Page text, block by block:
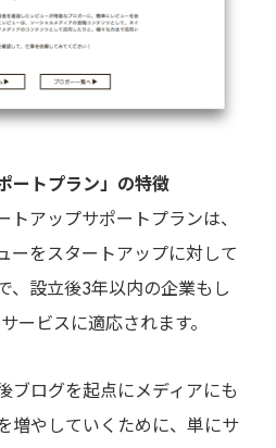
ートプラン」の特徴
アップサポートプランは、
ーをスタートアップに対して
、設立後3年以内の企業もし
ービスに適応されます。
ブログを起点にメディアにも
増やしていくために、単にサ